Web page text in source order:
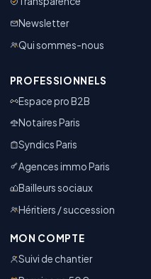
Newsletter
Qui sommes-nous
PROFESSIONNELS
Espace pro B2B
Notaires Paris
Syndics Paris
Agences immo Paris
Bailleurs sociaux
Héritiers / succession
MON COMPTE
Suivi de chantier